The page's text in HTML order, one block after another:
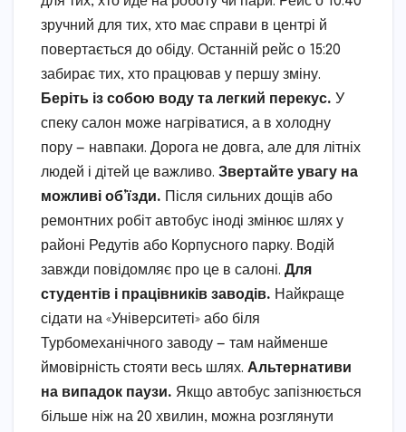
зручний для тих, хто має справи в центрі й
повертається до обіду. Останній рейс о 15:20
забирає тих, хто працював у першу зміну.
Беріть із собою воду та легкий перекус. У
спеку салон може нагріватися, а в холодну
пору — навпаки. Дорога не довга, але для літніх
людей і дітей це важливо. Звертайте увагу на
можливі об’їзди. Після сильних дощів або
ремонтних робіт автобус іноді змінює шлях у
районі Редутів або Корпусного парку. Водій
завжди повідомляє про це в салоні. Для
студентів і працівників заводів. Найкраще
сідати на «Університеті» або біля
Турбомеханічного заводу — там найменше
ймовірність стояти весь шлях. Альтернативи
на випадок паузи. Якщо автобус запізнюється
більше ніж на 20 хвилин, можна розглянути